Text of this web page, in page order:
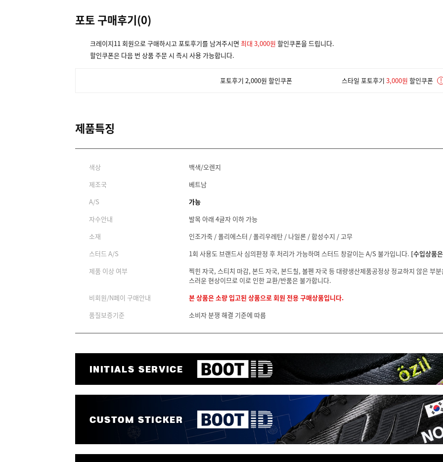
포토 구매후기(0)
크레이지11 회원으로 구매하시고 포토후기를 남겨주시면 최대 3,000원 할인쿠폰을 드립니다.
할인쿠폰은 다음 번 상품 주문 시 즉시 사용 가능합니다.
포토후기 2,000원 할인쿠폰 스타일 포토후기 3,000원 할인쿠폰 !
제품특징
색상
백색/오렌지
제조국
베트남
A/S
가능
자수안내
발목 아래 4글자 이하 가능
소재
인조가죽 / 폴리에스터 / 폴리우레탄 / 나일론 / 합성수지 / 고무
스터드 A/S
1회 사용도 브랜드사 심의판정 후 처리가 가능하며 스터드 창갈이는 A/S 불가입니다. [수입상품
제품 이상 여부
찍힌 자국, 스티치 마감, 본드 자국, 본드칠, 볼펜 자국 등 대량생산제품공정상 정교하지 않은 부
스러운 현상이므로 이로 인한 교환/반품은 불가합니다.
비회원/N페이 구매안내
본 상품은 소량 입고된 상품으로 회원 전용 구매상품입니다.
품질보증기준
소비자 분쟁 해결 기준에 따름